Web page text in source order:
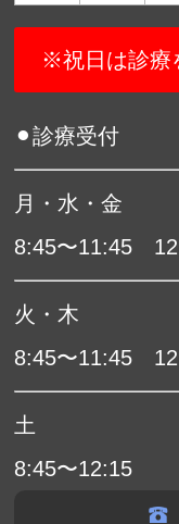
※祝日は診療
⚫︎診療受付
月・水・金
8:45〜11:45
火・木
8:45〜11:45
土
8:45〜12:15